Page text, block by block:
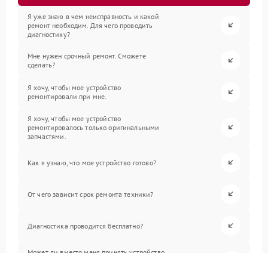
Я уже знаю в чем неисправность и какой
ремонт необходим. Для чего проводить
диагностику?
Мне нужен срочный ремонт. Сможете
сделать?
Я хочу, чтобы мое устройство
ремонтировали при мне.
Я хочу, чтобы мое устройство
ремонтировалось только оригинальными
запчастями.
Как я узнаю, что мое устройство готово?
От чего зависит срок ремонта техники?
Диагностика проводится бесплатно?